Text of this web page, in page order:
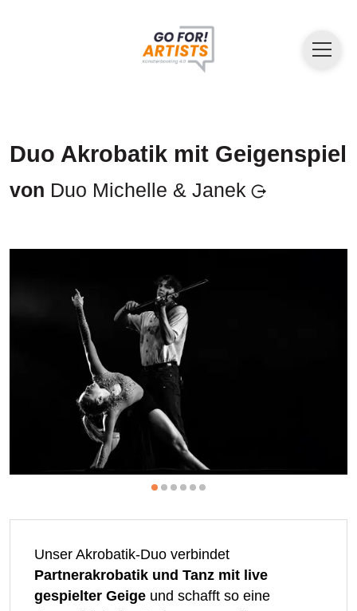
Duo Akrobatik mit Geigenspiel
von Duo Michelle & Janek
Unser Akrobatik-Duo verbindet
Partnerakrobatik und Tanz mit live
gespielter Geige und schafft so eine